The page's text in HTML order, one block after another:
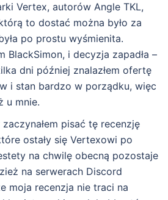
Vertex, autorów Angle TKL,
to dostać można było za
po prostu wyśmienita.
i decyzja zapadła –
dni później znalazłem ofertę
i stan bardzo w porządku, więc
u mnie.
pisać tę recenzję
ostały się Vertexowi po
na chwilę obecną pozostaje
na serwerach Discord
moja recenzja nie traci na